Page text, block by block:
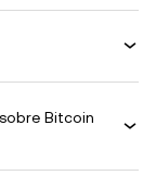
Bitcoin